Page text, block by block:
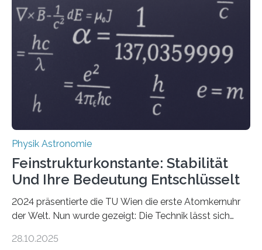
Physik Astronomie
Feinstrukturkonstante: Stabilität
Und Ihre Bedeutung Entschlüsselt
2024 präsentierte die TU Wien die erste Atomkernuhr
der Welt. Nun wurde gezeigt: Die Technik lässt sich
fundamentalen Physik nachzugehen. Thorium-
28.10.2025